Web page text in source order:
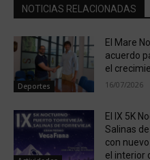
NOTICIAS RELACIONADAS
Deportes
El Mare
acuerdo
el
16/07/2026
El IX 5K
Salinas
con
el interior